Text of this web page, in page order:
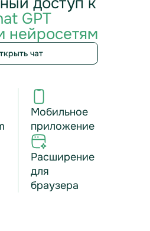
GPT
нейросетям
чат
Мобильное
приложение
Расширение
для
браузера